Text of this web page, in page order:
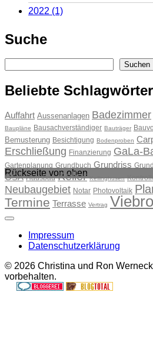
Rückseite von oben
2022 (1)
Suche
Suchen
Beliebte Schlagwörter
Auffahrt Aussenanlagen Badezimmer
Baupläne Bausachverständiger Bauträger
Bemusterung Besichtigung Bodenproben
Erschließung Finanzierung GaLa-
Gartenplanung Grundbuch Grundriss
GSA Hausbau Keller Kellinghusen
Neubaugebiet Notar Photovoltaik
Termine Terrasse Vertrag
Impressum
Datenschutzerklärung
© 2026 Christina und Ron
vorbehalten.